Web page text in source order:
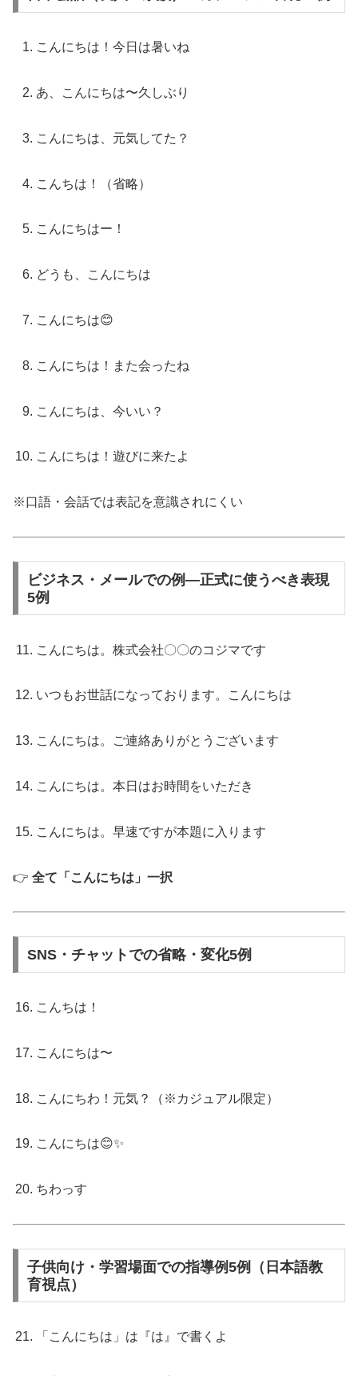
こんにちは！今日は暑いね
あ、こんにちは〜久しぶり
こんにちは、元気してた？
こんちは！（省略）
こんにちはー！
どうも、こんにちは
こんにちは😊
こんにちは！また会ったね
こんにちは、今いい？
こんにちは！遊びに来たよ
※口語・会話では表記を意識されにくい
ビジネス・メールでの例—正式に使うべき表現
5例
こんにちは。株式会社〇〇のコジマです
いつもお世話になっております。こんにちは
こんにちは。ご連絡ありがとうございます
こんにちは。本日はお時間をいただき
こんにちは。早速ですが本題に入ります
👉 全て「こんにちは」一択
SNS・チャットでの省略・変化5例
こんちは！
こんにちは〜
こんにちわ！元気？（※カジュアル限定）
こんにちは😊✨
ちわっす
子供向け・学習場面での指導例5例（日本語教
育視点）
「こんにちは」は『は』で書くよ